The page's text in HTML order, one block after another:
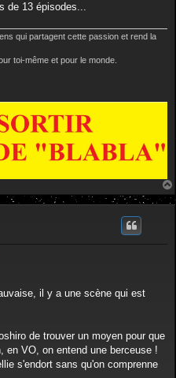
de 13 épisodes...
qui partagent cette passion et rend la
toi-même et pour le monde.
il y a une scène qui est
de trouver un moyen pour que
en VO, on entend une berceuse !
s'endort sans qu'on comprenne